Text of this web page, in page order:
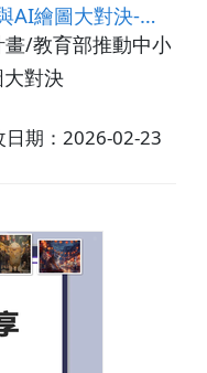
對決-教學成果與省思
/教育部推動中小學
對決
日期：2026-02-23